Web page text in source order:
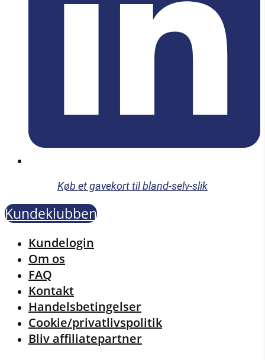
Køb et gavekort til bland-selv-slik
Kundeklubben
MenuKundelogin
Om os
FAQ
Kontakt
Handelsbetingelser
Cookie/privatlivspolitik
Bliv affiliatepartner